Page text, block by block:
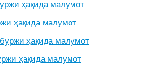
ҳақида малумот
ҳақида малумот